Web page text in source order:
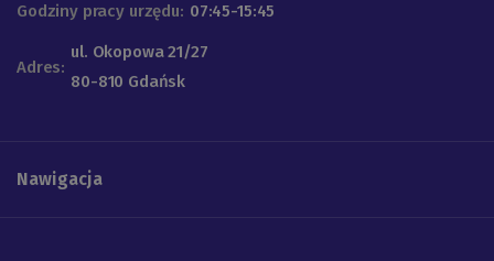
Godziny pracy urzędu: 07:45-15:45
Adres:
ul. Okopowa 21/27
80-810 Gdańsk
Nawigacja